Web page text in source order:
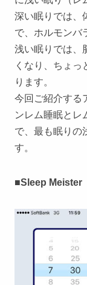
深い眠りでは、
で、ホルモンバ
浅い眠りでは、
くなり、ちょっ
ります。
今回ご紹介する
ンレム睡眠とレ
で、最も眠りの
す。
■Sleep Meister